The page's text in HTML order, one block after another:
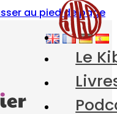
au pied de page
Le